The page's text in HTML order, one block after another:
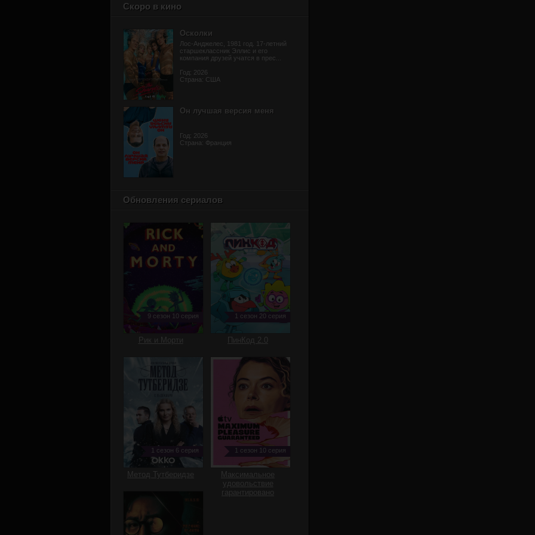
Скоро в кино
Осколки
Лос-Анджелес, 1981 год. 17-летний
старшеклассник Эллис и его
компания друзей учатся в прес...
Год: 2026
Страна: США
Он лучшая версия меня
Год: 2026
Страна: Франция
Обновления сериалов
9 сезон 10 серия
Рик и Морти
1 сезон 20 серия
ПинКод 2.0
1 сезон 6 серия
Метод Тутберидзе
1 сезон 10 серия
Максимальное
удовольствие
гарантировано